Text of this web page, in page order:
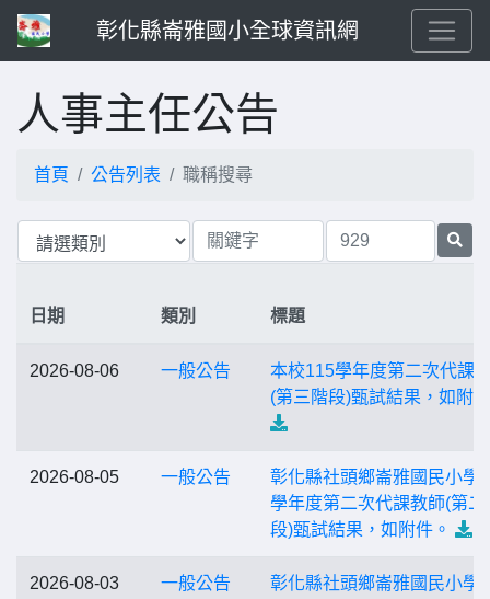
彰化縣崙雅國小全球資訊網
人事主任公告
首頁 公告列表 職稱搜尋
日期 類別 標題
2026-08-06 一般公告
本校115學年度第二次代課
(第三階段)甄試結果，如附
2026-08-05 一般公告
彰化縣社頭鄉崙雅國民小學
學年度第二次代課教師(第二
段)甄試結果，如附件。
2026-08-03 一般公告
彰化縣社頭鄉崙雅國民小學